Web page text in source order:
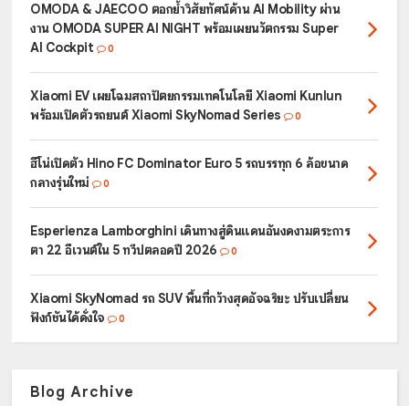
OMODA & JAECOO ตอกย้ำวิสัยทัศน์ด้าน AI Mobility ผ่าน
งาน OMODA SUPER AI NIGHT พร้อมเผยนวัตกรรม Super
AI Cockpit
0
Xiaomi EV เผยโฉมสถาปัตยกรรมเทคโนโลยี Xiaomi Kunlun
พร้อมเปิดตัวรถยนต์ Xiaomi SkyNomad Series
0
ฮีโน่เปิดตัว Hino FC Dominator Euro 5 รถบรรทุก 6 ล้อขนาด
กลางรุ่นใหม่
0
Esperienza Lamborghini เดินทางสู่ดินแดนอันงดงามตระการ
ตา 22 อีเวนต์ใน 5 ทวีปตลอดปี 2026
0
Xiaomi SkyNomad รถ SUV พื้นที่กว้างสุดอัจฉริยะ ปรับเปลี่ยน
ฟังก์ชันได้ดั่งใจ
0
Blog Archive